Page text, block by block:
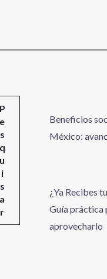
P
e
s
q
u
i
s
a
r
Beneficios
México:
¿Ya Recibes
Guía práctica
aprovecharlo